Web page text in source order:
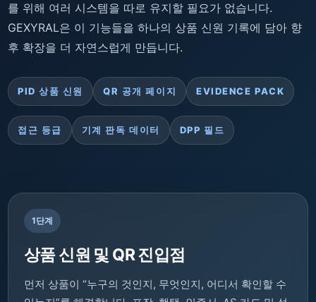
를 위해 여러 시스템을 따로 유지할 필요가 없습니다.
GEXYRAL은 이 기능들을 하나의 상품 신원 기록에 담아 향
후 확장을 더 자연스럽게 만듭니다.
PID 상품 신원 QR 공개 페이지 EVIDENCE PACK
접근 등급 기계 판독 데이터 DPP 필드
1단계
상품 신원 및 QR 진입점
먼저 상품이 “누구의 것인지, 무엇인지, 어디서 확인할 수